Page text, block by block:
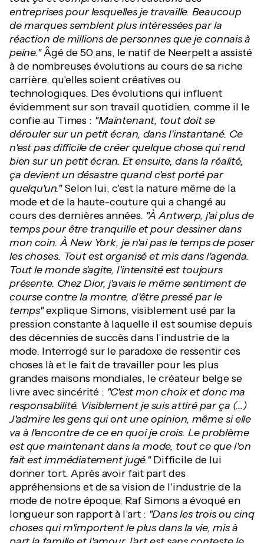
entreprises pour lesquelles je travaille. Beaucoup
de marques semblent plus intéressées par la
réaction de millions de personnes que je connais à
peine."Âgé de 50 ans, le natif de Neerpelt a assisté
à de nombreuses évolutions au cours de sa riche
carrière, qu'elles soient créatives ou
technologiques. Des évolutions qui influent
évidemment sur son travail quotidien, comme il le
confie au Times : "Maintenant, tout doit se
dérouler sur un petit écran, dans l'instantané. Ce
n'est pas difficile de créer quelque chose qui rend
bien sur un petit écran. Et ensuite, dans la réalité,
ça devient un désastre quand c'est porté par
quelqu'un."Selon lui, c'est la nature même de la
mode et de la haute-couture qui a changé au
cours des dernières années. "À Antwerp, j'ai plus de
temps pour être tranquille et pour dessiner dans
mon coin. À New York, je n'ai pas le temps de poser
les choses. Tout est organisé et mis dans l'agenda.
Tout le monde s'agite, l'intensité est toujours
présente. Chez Dior, j'avais le même sentiment de
course contre la montre, d'être pressé par le
temps"explique Simons, visiblement usé par la
pression constante à laquelle il est soumise depuis
des décennies de succès dans l'industrie de la
mode. Interrogé sur le paradoxe de ressentir ces
choses là et le fait de travailler pour les plus
grandes maisons mondiales, le créateur belge se
livre avec sincérité : "C'est mon choix et donc ma
responsabilité. Visiblement je suis attiré par ça (...)
J'admire les gens qui ont une opinion, même si elle
va à l'encontre de ce en quoi je crois. Le problème
est que maintenant dans la mode, tout ce que l'on
fait est immédiatement jugé."Difficile de lui
donner tort. Après avoir fait part des
appréhensions et de sa vision de l'industrie de la
mode de notre époque, Raf Simons a évoqué en
longueur son rapport à l'art : "Dans les trois ou cinq
choses qui m'importent le plus dans la vie, mis à